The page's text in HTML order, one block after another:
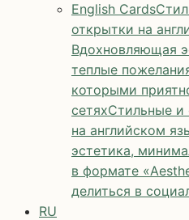
English Cards
открытки на
Вдохновляющая
теплые
которыми
сетяхСтильные и
на английском
эстетика,
в формате
делиться в
RU